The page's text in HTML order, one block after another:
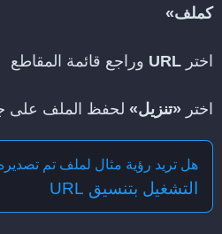
كملف»
اختر URL وراجع قائمة المقاطع
اختر «تنزيل» لحفظ الملف على
هل تريد رؤية مثال لملف تم
التشغيل بتنسيق URL